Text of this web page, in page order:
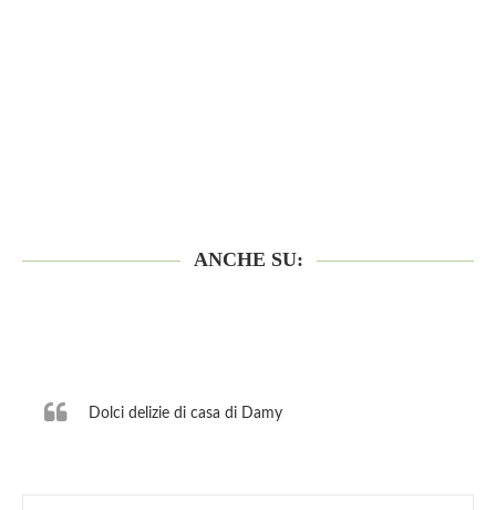
ANCHE SU:
Dolci delizie di casa di Damy